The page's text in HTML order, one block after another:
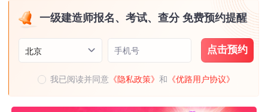
一级建造师报名、考试、查分 免费预约提醒
北京 手机号 点击预约
我已阅读并同意 《隐私政策》和 《优路用户协议》